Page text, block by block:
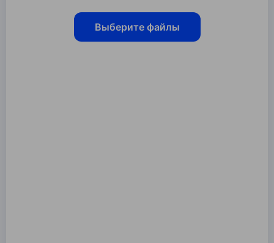
Выберите файлы